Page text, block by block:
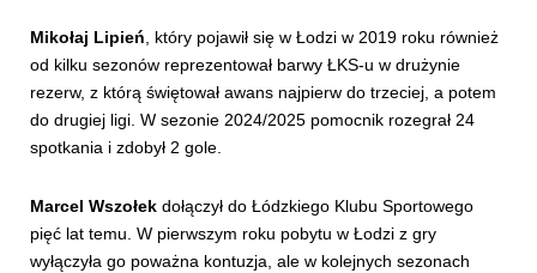
Mikołaj Lipień , który pojawił się w Łodzi w 2019 roku również
od kilku sezonów reprezentował barwy ŁKS-u w drużynie
rezerw, z którą świętował awans najpierw do trzeciej, a potem
do drugiej ligi. W sezonie 2024/2025 pomocnik rozegrał 24
spotkania i zdobył 2 gole.
Marcel Wszołek dołączył do Łódzkiego Klubu Sportowego
pięć lat temu. W pierwszym roku pobytu w Łodzi z gry
wyłączyła go poważna kontuzja, ale w kolejnych sezonach